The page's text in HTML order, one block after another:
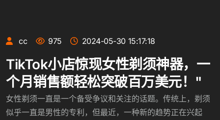
cc 975 2024-05-30 15:17:18
TikTok小店惊现女性剃须神器，一
个月销售额轻松突破百万美元！"
女性剃须一直是一个备受争议和关注的话题。传统上，剃须
似乎一直是男性的专利，但最近，一种新的趋势正在兴起